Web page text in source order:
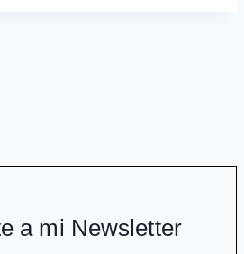
a mi Newsletter